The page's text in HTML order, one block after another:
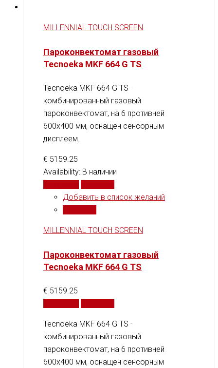
MILLENNIAL TOUCH SCREEN
Пароконвектомат газовый
Tecnoeka MKF 664 G TS
Tecnoeka MKF 664 G TS -
комбинированный газовый
пароконвектомат, на 6 противней
600x400 мм, оснащен сенсорным
дисплеем.
€ 5159.25
Availability: В наличии
Добавить в список желаний
MILLENNIAL TOUCH SCREEN
Пароконвектомат газовый
Tecnoeka MKF 664 G TS
€ 5159.25
Tecnoeka MKF 664 G TS -
комбинированный газовый
пароконвектомат, на 6 противней
600x400 мм, оснащен сенсорным